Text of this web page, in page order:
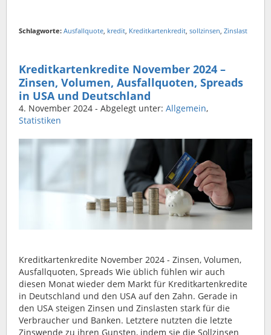
Schlagworte: Ausfallquote kredit Kreditkartenkredit sollzinsen Zinslast
Kreditkartenkredite November 2024 –
Zinsen, Volumen, Ausfallquoten, Spreads
in USA und Deutschland
4. November 2024 - Abgelegt unter: Allgemein,
Statistiken
Kreditkartenkredite November 2024 - Zinsen, Volumen,
Ausfallquoten, Spreads Wie üblich fühlen wir auch
diesen Monat wieder dem Markt für Kreditkartenkredite
in Deutschland und den USA auf den Zahn. Gerade in
den USA steigen Zinsen und Zinslasten stark für die
Verbraucher und Banken. Letztere nutzten die letzte
Zinswende zu ihren Gunsten, indem sie die Sollzinsen